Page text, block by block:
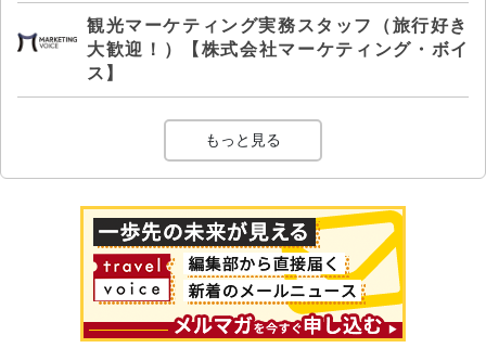
観光マーケティング実務スタッフ（旅行好き
大歓迎！）【株式会社マーケティング・ボイ
ス】
もっと見る